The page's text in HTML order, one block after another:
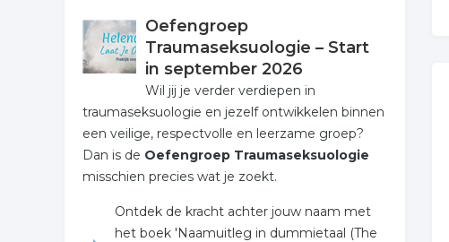
Oefengroep
Traumaseksuologie – Start
in september 2026
Wil jij je verder verdiepen in
traumaseksuologie en jezelf ontwikkelen binnen
een veilige, respectvolle en leerzame groep?
Dan is de Oefengroep Traumaseksuologie
misschien precies wat je zoekt.
Ontdek de kracht achter jouw naam met
het boek 'Naamuitleg in dummietaal (The